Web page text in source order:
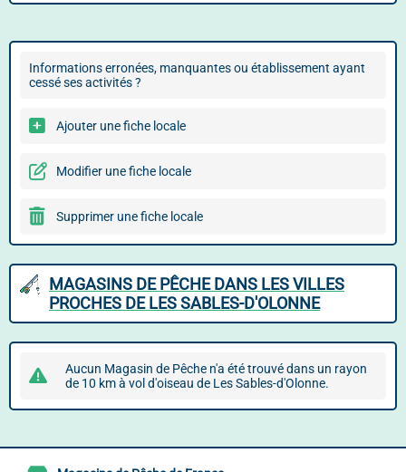
Informations erronées, manquantes ou établissement ayant
cessé ses activités ?
Ajouter une fiche locale
Modifier une fiche locale
Supprimer une fiche locale
MAGASINS DE PÊCHE DANS LES VILLES
PROCHES DE LES SABLES-D'OLONNE
Aucun Magasin de Pêche n'a été trouvé dans un rayon
de 10 km à vol d'oiseau de Les Sables-d'Olonne.